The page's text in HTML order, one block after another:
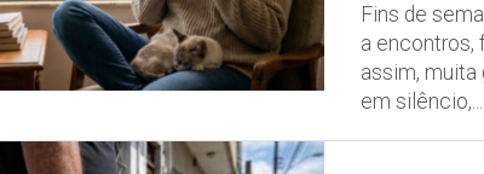
Fins de
a encontros,
assim, muita
em silêncio,...